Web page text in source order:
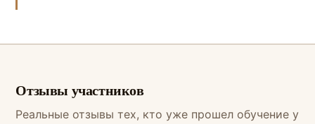
Отзывы участников
Реальные отзывы тех, кто уже прошел обучение у